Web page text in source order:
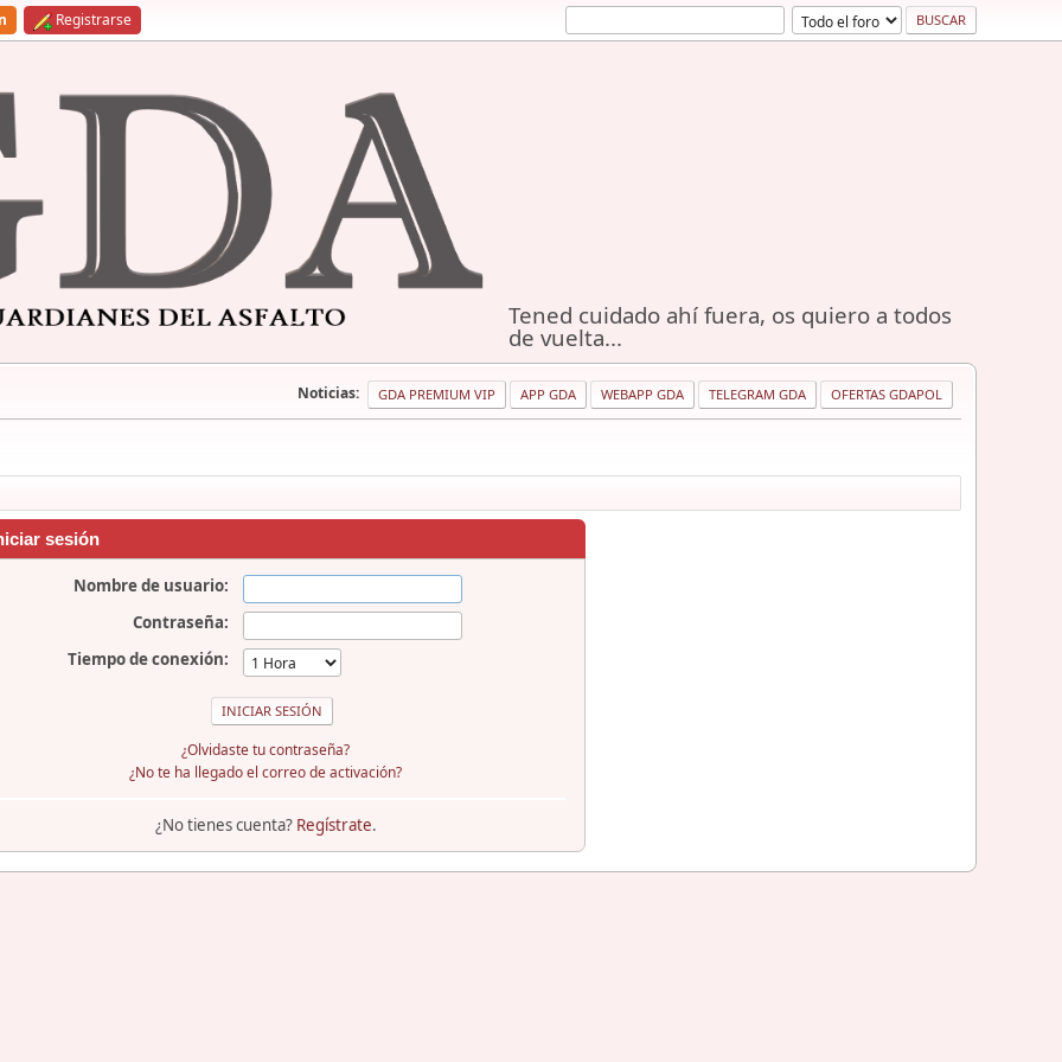
Registrarse
Tened cuidado ahí fuera, os quiero a todos
de vuelta...
Noticias: GDA PREMIUM VIP APP GDA WEBAPP GDA TELEGRAM GDA OFERTAS GDAPOL
sesión
Nombre de usuario:
Contraseña:
Tiempo de conexión:
¿Olvidaste tu contraseña?
¿No te ha llegado el correo de activación?
¿No tienes cuenta? Regístrate.